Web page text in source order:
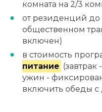
комната на 2/3
от резиденций
общественном
включен)
в стоимость
питание (завтрак
ужин -
включить обеды с